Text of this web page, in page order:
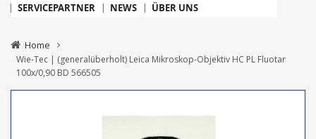
SERVICEPARTNER
NEWS ÜBER UNS
Home
Wie-Tec | (generalüberholt) Leica Mikroskop-Objektiv HC PL Fluotar
100x/0,90 BD 566505